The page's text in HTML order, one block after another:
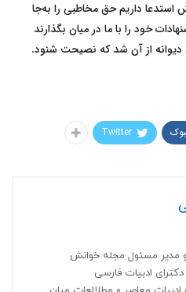
داریم حق مخاطبی را به‌جا
خود را با ما در میان بگذارند
از آن شد که نصیحت شنود.
Twitter
مدیر مسئول مجله خوانش
ادبیات فارسی